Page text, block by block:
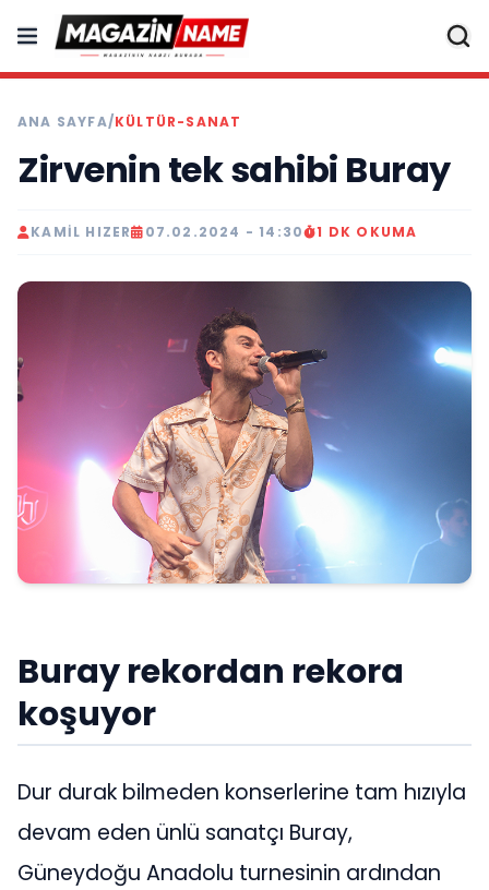
ANA SAYFA/KÜLTÜR-SANAT
Zirvenin tek sahibi Buray
KAMIL HIZER 07.02.2024 - 14:30 1 DK OKUMA
Buray rekordan rekora
koşuyor
Dur durak bilmeden konserlerine tam hızıyla
devam eden ünlü sanatçı Buray,
Güneydoğu Anadolu turnesinin ardından